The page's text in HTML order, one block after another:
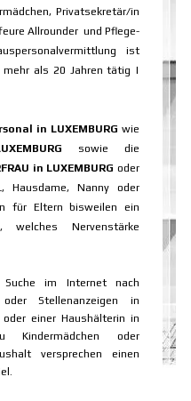
Privatsekretär/in
Allrounder und Pflege-
ist
als 20 Jahren tätig |
in LUXEMBURG wie
sowie die
in LUXEMBURG oder
, Hausdame, Nanny oder
für Eltern bisweilen ein
welches Nervenstärke
Suche im Internet nach
oder Stellenanzeigen in
einer Haushälterin in
Kindermädchen oder
versprechen einen